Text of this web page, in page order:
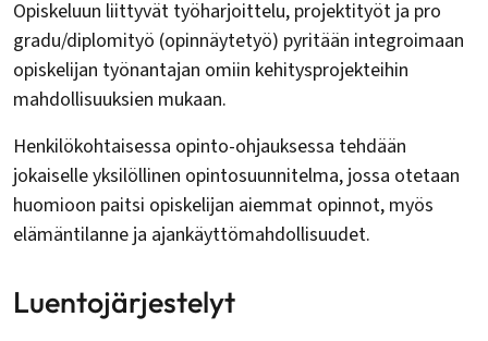
Opiskeluun liittyvät työharjoittelu, projektityöt ja pro
gradu/diplomityö (opinnäytetyö) pyritään integroimaan
opiskelijan työnantajan omiin kehitysprojekteihin
mahdollisuuksien mukaan.
Henkilökohtaisessa opinto-ohjauksessa tehdään
jokaiselle yksilöllinen opintosuunnitelma, jossa otetaan
huomioon paitsi opiskelijan aiemmat opinnot, myös
elämäntilanne ja ajankäyttömahdollisuudet.
Luentojärjestelyt